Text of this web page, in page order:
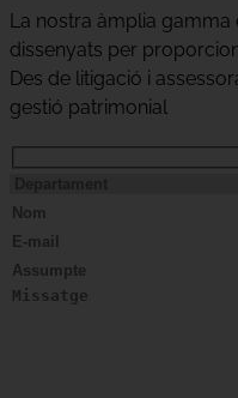
La nostra àmplia gamma
dissenyats per
Des de litigació i
gestió patrimonial